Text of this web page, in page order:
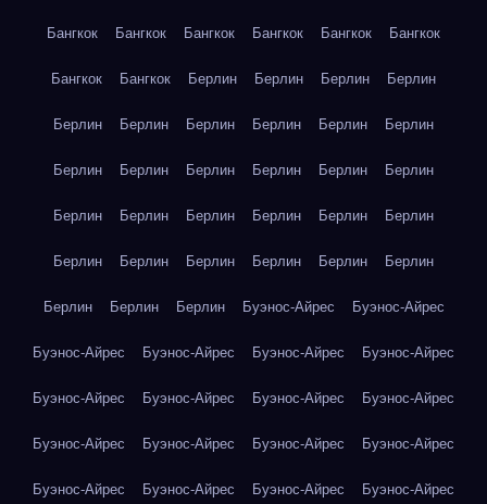
Бангкок Бангкок Бангкок Бангкок Бангкок Бангкок
Бангкок Бангкок Берлин Берлин Берлин Берлин
Берлин Берлин Берлин Берлин Берлин Берлин
Берлин Берлин Берлин Берлин Берлин Берлин
Берлин Берлин Берлин Берлин Берлин Берлин
Берлин Берлин Берлин Берлин Берлин Берлин
Берлин Берлин Берлин Буэнос-Айрес Буэнос-Айрес
Буэнос-Айрес Буэнос-Айрес Буэнос-Айрес Буэнос-Айрес
Буэнос-Айрес Буэнос-Айрес Буэнос-Айрес Буэнос-Айрес
Буэнос-Айрес Буэнос-Айрес Буэнос-Айрес Буэнос-Айрес
Буэнос-Айрес Буэнос-Айрес Буэнос-Айрес Буэнос-Айрес